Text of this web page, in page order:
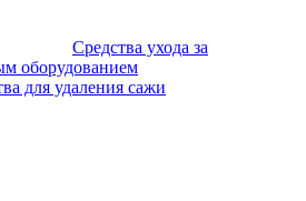
Средства ухода за
оборудованием
для удаления сажи